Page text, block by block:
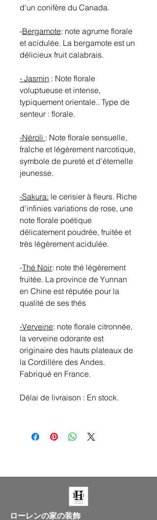
d'un conifère du Canada.
-Bergamote: note agrume florale
et acidulée. La bergamote est un
délicieux fruit calabrais.
- Jasmin : Note florale
voluptueuse et intense,
typiquement orientale.. Type de
senteur : florale.
-Néroli : Note florale sensuelle,
fraîche et légèrement narcotique,
symbole de pureté et d'éternelle
jeunesse.
-Sakura: le cerisier à fleurs. Riche
d'infinies variations de rose, une
note florale poétique
délicatement poudrée, fruitée et
très légèrement acidulée.
-Thé Noir: note thé légèrement
fruitée. La province de Yunnan
en Chine est réputée pour la
qualité de ses thés
-Verveine: note florale citronnée,
la verveine odorante est
originaire des hauts plateaux de
la Cordillère des Andes.
Fabriqué en France.
Délai de livraison : En stock.
ローレンの家の装飾